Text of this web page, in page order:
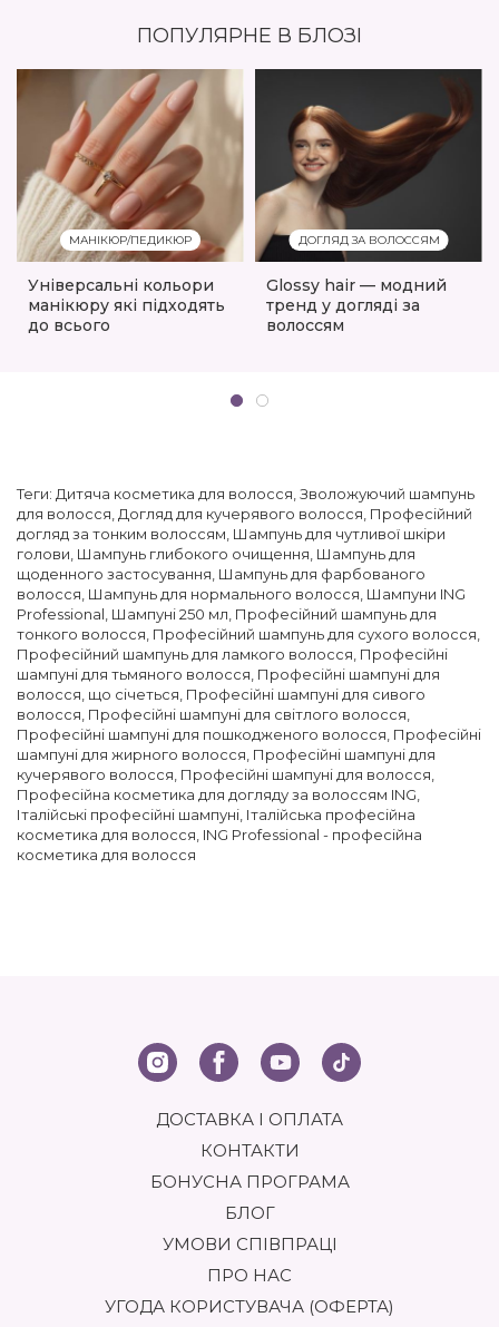
ПОПУЛЯРНЕ В БЛОЗІ
МАНІКЮР/ПЕДИКЮР
Універсальні кольори
манікюру які підходять
до всього
ДОГЛЯД ЗА ВОЛОССЯМ
Glossy hair — модний
тренд у догляді за
волоссям
Теги: Дитяча косметика для волосся Зволожуючий шампунь
для волосся Догляд для кучерявого волосся Професійний
догляд за тонким волоссям Шампунь для чутливої ​​шкіри
голови Шампунь глибокого очищення Шампунь для
щоденного застосування Шампунь для фарбованого
волосся Шампунь для нормального волосся Шампуни ING
Professional Шампуні 250 мл Професійний шампунь для
тонкого волосся Професійний шампунь для сухого волосся
Професійний шампунь для ламкого волосся Професійні
шампуні для тьмяного волосся Професійні шампуні для
волосся, що січеться Професійні шампуні для сивого
волосся Професійні шампуні для світлого волосся
Професійні шампуні для пошкодженого волосся Професійні
шампуні для жирного волосся Професійні шампуні для
кучерявого волосся Професійні шампуні для волосся
Професійна косметика для догляду за волоссям ING
Італійські професійні шампуні Італійська професійна
косметика для волосся ING Professional - професійна
косметика для волосся
ДОСТАВКА І ОПЛАТА
КОНТАКТИ
БОНУСНА ПРОГРАМА
БЛОГ
УМОВИ СПІВПРАЦІ
ПРО НАС
УГОДА КОРИСТУВАЧА (ОФЕРТА)